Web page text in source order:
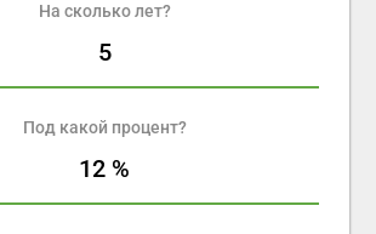
На сколько лет?
5
Под какой процент?
12 %